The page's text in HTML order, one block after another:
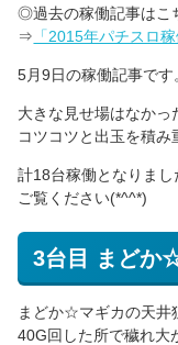
◎過去の稼働記事はこ
⇒ 「2015年パチスロ
5月9日の稼働記事です
大きな見せ場はなかっ
コツコツと出玉を積み
計18台稼働となりまし
ご覧ください(*^^*)
3台目 まどか
まどか☆マギカの天井
40G回した所で穢れ大